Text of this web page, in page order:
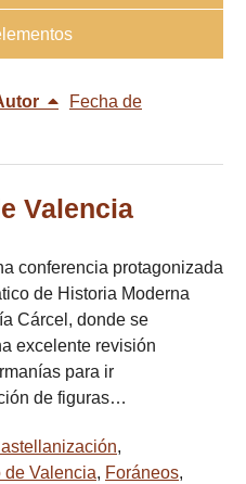
Fecha de
Valencia
conferencia protagonizada
de Historia Moderna
Cárcel, donde se
excelente revisión
para ir
de figuras…
,
de Valencia, Foráneos,